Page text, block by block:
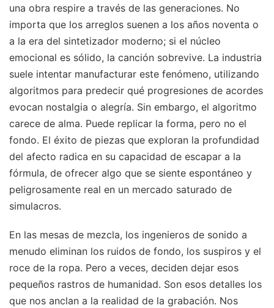
una obra respire a través de las generaciones. No
importa que los arreglos suenen a los años noventa o
a la era del sintetizador moderno; si el núcleo
emocional es sólido, la canción sobrevive. La industria
suele intentar manufacturar este fenómeno, utilizando
algoritmos para predecir qué progresiones de acordes
evocan nostalgia o alegría. Sin embargo, el algoritmo
carece de alma. Puede replicar la forma, pero no el
fondo. El éxito de piezas que exploran la profundidad
del afecto radica en su capacidad de escapar a la
fórmula, de ofrecer algo que se siente espontáneo y
peligrosamente real en un mercado saturado de
simulacros.
En las mesas de mezcla, los ingenieros de sonido a
menudo eliminan los ruidos de fondo, los suspiros y el
roce de la ropa. Pero a veces, deciden dejar esos
pequeños rastros de humanidad. Son esos detalles los
que nos anclan a la realidad de la grabación. Nos